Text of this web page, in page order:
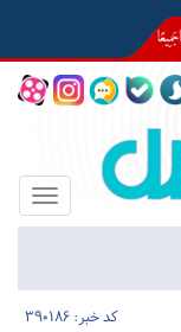
Toggle
کد خبر: 390186